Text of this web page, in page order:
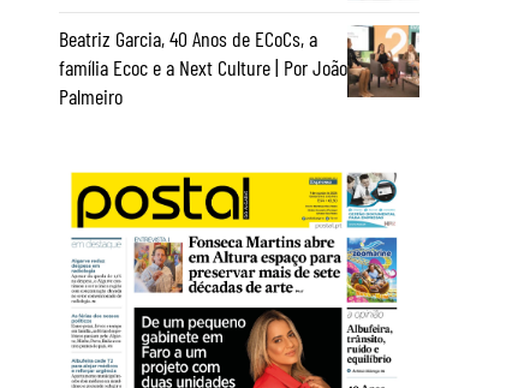
Beatriz Garcia, 40 Anos de ECoCs, a
família Ecoc e a Next Culture | Por João
Palmeiro